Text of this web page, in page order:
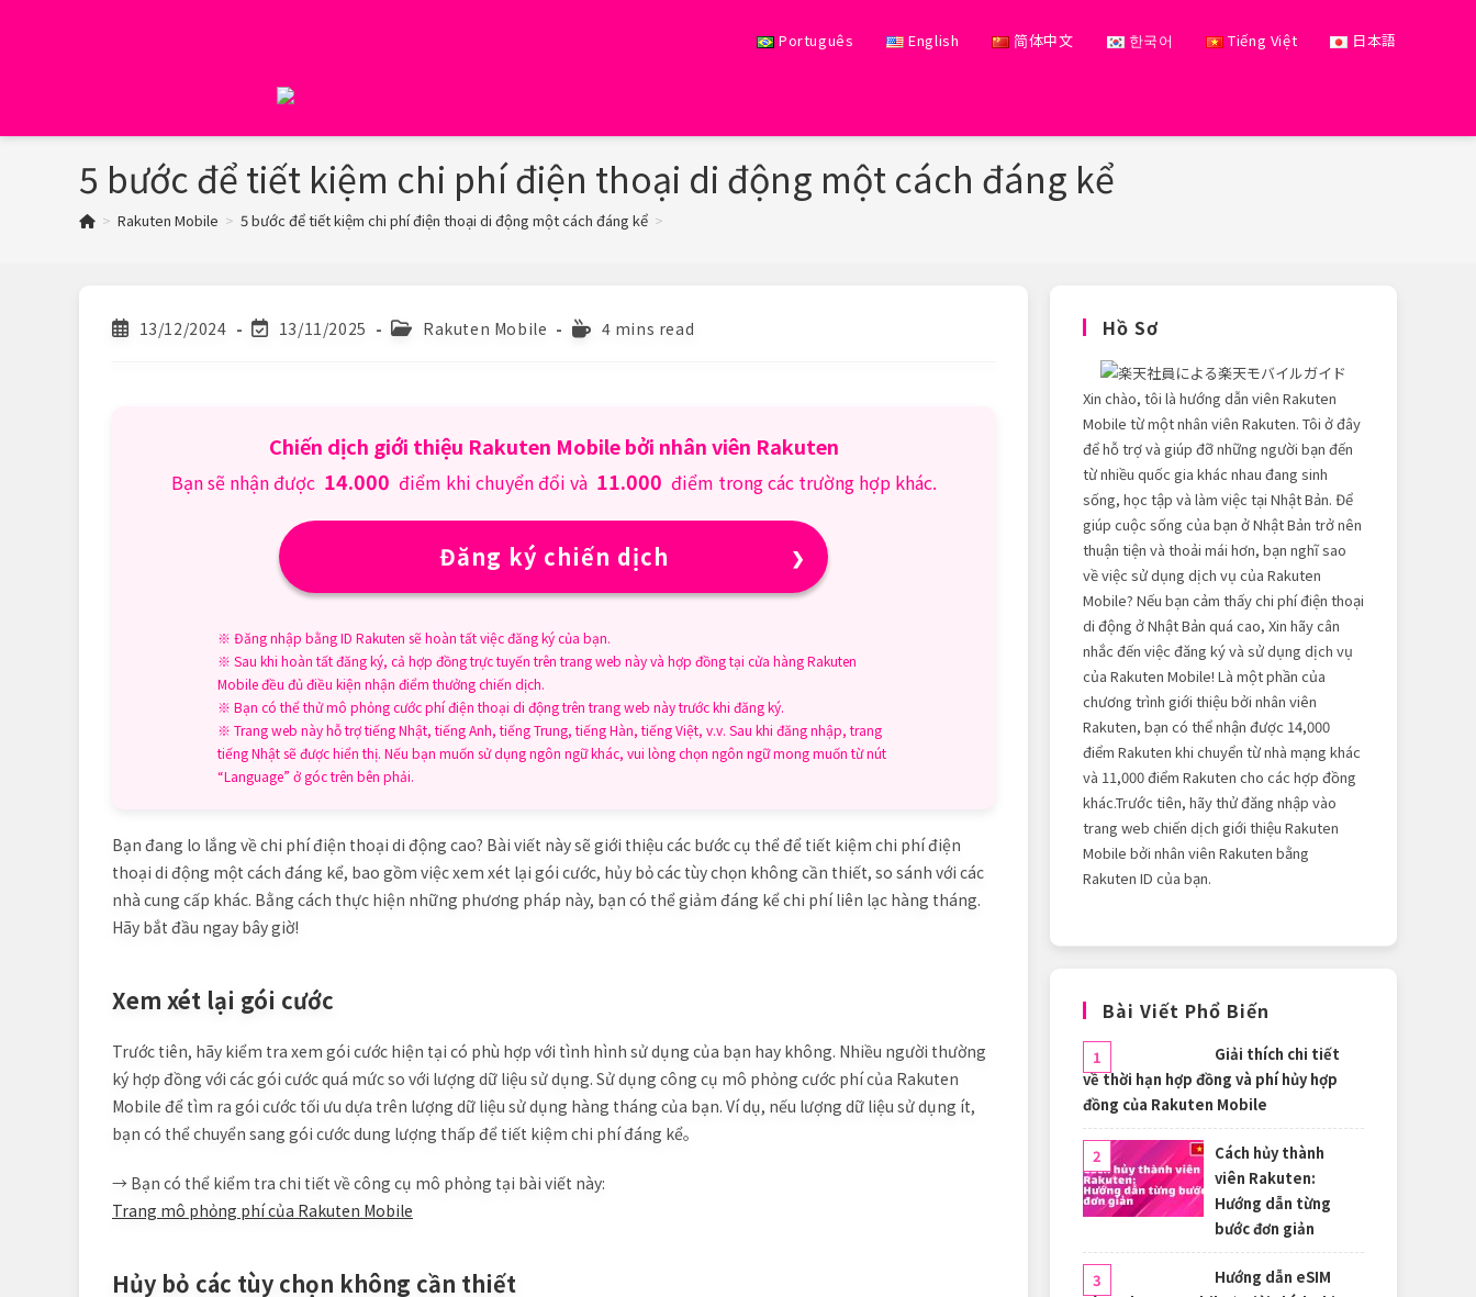
Português English 简体中文 한국어 Tiếng Việt 日本語
5 bước để tiết kiệm chi phí điện thoại di động một cách đáng kể
> Rakuten Mobile > 5 bước để tiết kiệm chi phí điện thoại di động một cách đáng kể >
Post13/12/2024
Post13/11/2025
PostRakuten Mobile
Reading
4 mins read
Chiến dịch giới thiệu Rakuten Mobile bởi nhân viên Rakuten
Bạn sẽ nhận được 14.000 điểm khi chuyển đổi và 11.000 điểm trong các trường hợp khác.
Đăng ký chiến dịch
※ Đăng nhập bằng ID Rakuten sẽ hoàn tất việc đăng ký của bạn.
※ Sau khi hoàn tất đăng ký, cả hợp đồng trực tuyến trên trang web này và hợp đồng tại cửa hàng Rakuten
Mobile đều đủ điều kiện nhận điểm thưởng chiến dịch.
※ Bạn có thể thử mô phỏng cước phí điện thoại di động trên trang web này trước khi đăng ký.
※ Trang web này hỗ trợ tiếng Nhật, tiếng Anh, tiếng Trung, tiếng Hàn, tiếng Việt, v.v. Sau khi đăng nhập, trang
tiếng Nhật sẽ được hiển thị. Nếu bạn muốn sử dụng ngôn ngữ khác, vui lòng chọn ngôn ngữ mong muốn từ nút
“Language” ở góc trên bên phải.
Bạn đang lo lắng về chi phí điện thoại di động cao? Bài viết này sẽ giới thiệu các bước cụ thể để tiết kiệm chi phí điện
thoại di động một cách đáng kể, bao gồm việc xem xét lại gói cước, hủy bỏ các tùy chọn không cần thiết, so sánh với các
nhà cung cấp khác. Bằng cách thực hiện những phương pháp này, bạn có thể giảm đáng kể chi phí liên lạc hàng tháng.
Hãy bắt đầu ngay bây giờ!
Xem xét lại gói cước
Trước tiên, hãy kiểm tra xem gói cước hiện tại có phù hợp với tình hình sử dụng của bạn hay không. Nhiều người thường
ký hợp đồng với các gói cước quá mức so với lượng dữ liệu sử dụng. Sử dụng công cụ mô phỏng cước phí của Rakuten
Mobile để tìm ra gói cước tối ưu dựa trên lượng dữ liệu sử dụng hàng tháng của bạn. Ví dụ, nếu lượng dữ liệu sử dụng ít,
bạn có thể chuyển sang gói cước dung lượng thấp để tiết kiệm chi phí đáng kể。
→ Bạn có thể kiểm tra chi tiết về công cụ mô phỏng tại bài viết này:
Trang mô phỏng phí của Rakuten Mobile
Hủy bỏ các tùy chọn không cần thiết
Hồ Sơ
Xin chào, tôi là hướng dẫn viên Rakuten
Mobile từ một nhân viên Rakuten. Tôi ở đây
để hỗ trợ và giúp đỡ những người bạn đến
từ nhiều quốc gia khác nhau đang sinh
sống, học tập và làm việc tại Nhật Bản. Để
giúp cuộc sống của bạn ở Nhật Bản trở nên
thuận tiện và thoải mái hơn, bạn nghĩ sao
về việc sử dụng dịch vụ của Rakuten
Mobile? Nếu bạn cảm thấy chi phí điện thoại
di động ở Nhật Bản quá cao, Xin hãy cân
nhắc đến việc đăng ký và sử dụng dịch vụ
của Rakuten Mobile! Là một phần của
chương trình giới thiệu bởi nhân viên
Rakuten, bạn có thể nhận được 14,000
điểm Rakuten khi chuyển từ nhà mạng khác
và 11,000 điểm Rakuten cho các hợp đồng
khác.Trước tiên, hãy thử đăng nhập vào
trang web chiến dịch giới thiệu Rakuten
Mobile bởi nhân viên Rakuten bằng
Rakuten ID của bạn.
Bài Viết Phổ Biến
Giải thích chi tiết
về thời hạn hợp đồng và phí hủy hợp
đồng của Rakuten Mobile
Cách hủy thành
viên Rakuten:
Hướng dẫn từng
bước đơn giản
Hướng dẫn eSIM